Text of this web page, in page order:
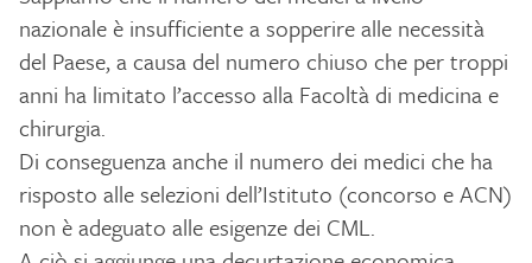
nazionale è insufficiente a sopperire alle necessità
del Paese, a causa del numero chiuso che per troppi
anni ha limitato l’accesso alla Facoltà di medicina e
chirurgia.
Di conseguenza anche il numero dei medici che ha
risposto alle selezioni dell’Istituto (concorso e ACN)
non è adeguato alle esigenze dei CML.